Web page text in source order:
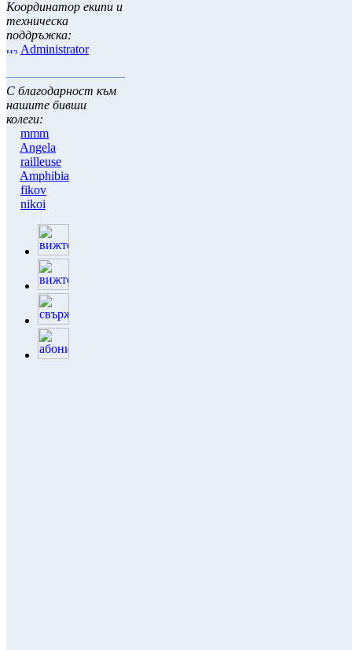
Координатор екипи и
техническа
поддръжка:
Administrator
С благодарност към
нашите бивши
колеги:
mmm
Angela
railleuse
Amphibia
fikov
nikoi